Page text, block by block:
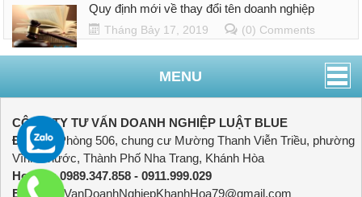
Quy định mới về thay đổi tên doanh nghiệp
Tháng Bảy 17, 2019 (0) Comments
MENU
CÔNG TY TƯ VẤN DOANH NGHIỆP LUẬT BLUE
Địa chỉ:
Phòng 506, chung cư Mường Thanh Viễn Triều, phường
Vĩnh Phước, Thành Phố Nha Trang, Khánh Hòa
Hotline: 0989.347.858 - 0911.999.029
Email:
TuVanDoanhNghiepKhanhHoa79@gmail.com